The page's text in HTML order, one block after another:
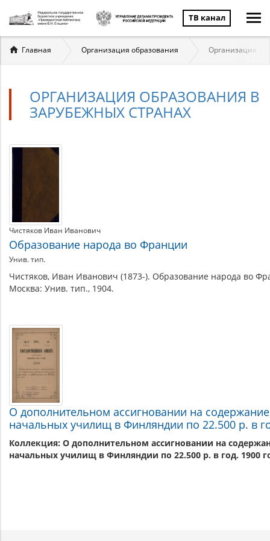
ТВ канал
Вы
здесь
Главная Организация образования Организация
ОРГАНИЗАЦИЯ ОБРАЗОВАНИЯ В
ЗАРУБЕЖНЫХ СТРАНАХ
Организация
образования
в
зарубежных
странах
Материалы
по
теме
Чистяков Иван Иванович
Образование народа во Франции
Унив. тип.
Чистяков, Иван Иванович (1873-). Образование народа во
Москва: Унив. тип., 1904.
О дополнительном ассигновании на содержание
начальных училищ в Финляндии по 22.500 р. в
Коллекция: О дополнительном ассигновании на
начальных училищ в Финляндии по 22.500 р. в год. 1900